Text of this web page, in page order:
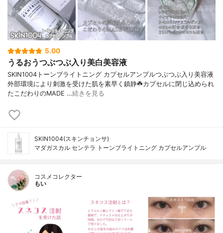
5.00
うるおうつぶつぶ入り美白美容液
SKIN1004トーンブライトニング カプセルアンプルつぶつぶ入り美容液
外部環境により刺激を受けた肌を素早く鎮静☘️カプセルに閉じ込められ
たこだわりのMADE …続きを見る
SKIN1004(スキンチョンサ)
マダガスカル センテラ トーンブライトニング カプセルアンプル
コスメコレクター
もい